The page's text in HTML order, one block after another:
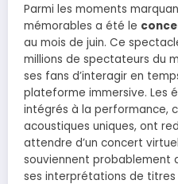
Parmi les moments
mémorables a été le
au mois de juin. Ce
millions de spectateurs du
ses fans d’interagir en
plateforme immersive. Les
intégrés à la performance,
acoustiques uniques, ont
attendre d’un concert
souviennent probablement
ses interprétations de titres